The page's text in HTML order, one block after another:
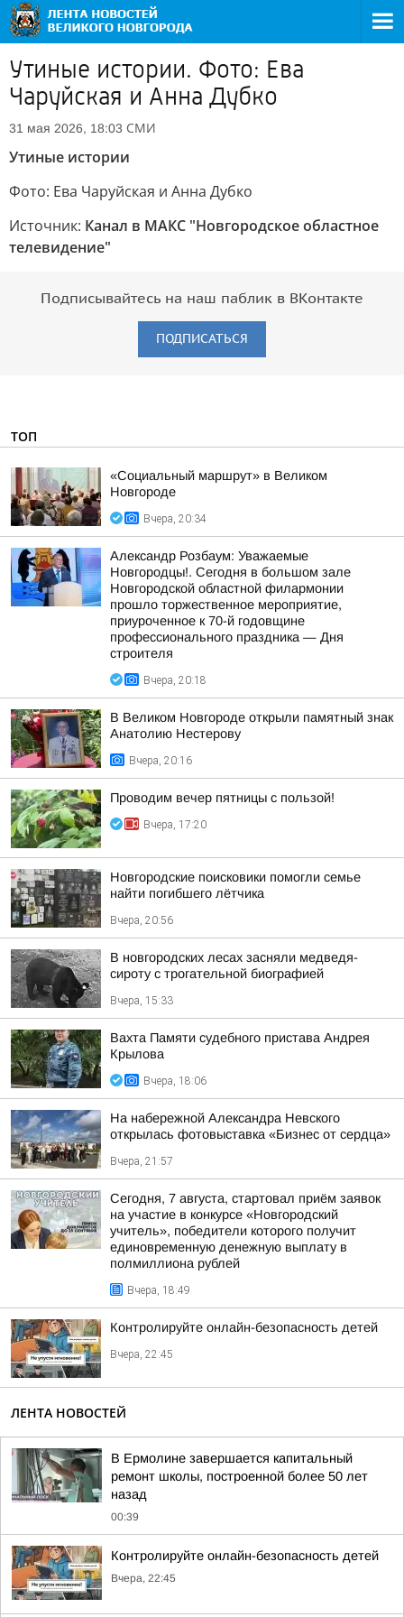
Утиные истории. Фото: Ева
Чаруйская и Анна Дубко
31 мая 2026, 18:03 СМИ
Утиные истории
Фото: Ева Чаруйская и Анна Дубко
Источник: Канал в МАКС "Новгородское областное
телевидение"
Подписывайтесь на наш паблик в ВКонтакте
ПОДПИСАТЬСЯ
ТОП
«Социальный маршрут» в Великом
Новгороде
Вчера, 20:34
Александр Розбаум: Уважаемые
Новгородцы!. Сегодня в большом зале
Новгородской областной филармонии
прошло торжественное мероприятие,
приуроченное к 70-й годовщине
профессионального праздника — Дня
строителя
Вчера, 20:18
В Великом Новгороде открыли памятный знак
Анатолию Нестерову
Вчера, 20:16
Проводим вечер пятницы с пользой!
Вчера, 17:20
Новгородские поисковики помогли семье
найти погибшего лётчика
Вчера, 20:56
В новгородских лесах засняли медведя-
сироту с трогательной биографией
Вчера, 15:33
Вахта Памяти судебного пристава Андрея
Крылова
Вчера, 18:06
На набережной Александра Невского
открылась фотовыставка «Бизнес от сердца»
Вчера, 21:57
Сегодня, 7 августа, стартовал приём заявок
на участие в конкурсе «Новгородский
учитель», победители которого получит
единовременную денежную выплату в
полмиллиона рублей
Вчера, 18:49
Контролируйте онлайн-безопасность детей
Вчера, 22:45
ЛЕНТА НОВОСТЕЙ
В Ермолине завершается капитальный
ремонт школы, построенной более 50 лет
назад
00:39
Контролируйте онлайн-безопасность детей
Вчера, 22:45